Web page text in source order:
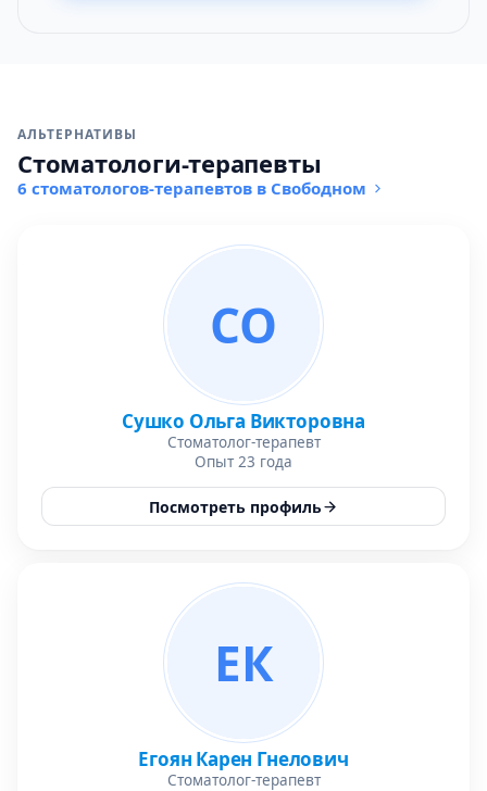
АЛЬТЕРНАТИВЫ
Стоматологи-терапевты
6 стоматологов-терапевтов в Свободном
СО
Сушко Ольга Викторовна
Стоматолог-терапевт
Опыт 23 года
Посмотреть профиль
ЕК
Егоян Карен Гнелович
Стоматолог-терапевт